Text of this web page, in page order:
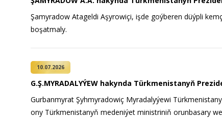
Şamyradow Atageldi Aşyrowiçi, işde goýberen düýpli
boşatmaly.
10.07.2026
G.Ş.MYRADALYÝEW hakynda Türkmenistanyň
Gurbanmyrat Şyhmyradowiç Myradalyýewi
ony Türkmenistanyň medeniýet ministriniň orunbasary